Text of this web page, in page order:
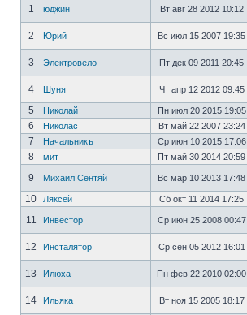
1 юджин Вт авг 28 2012 10:12
2
Юрий Вс июл 15 2007 19:35
3
Электровело Пт дек 09 2011 20:45
4
Шуня Чт апр 12 2012 09:45
5
Николай Пн июл 20 2015 19:05
6
Николас Вт май 22 2007 23:24
7
Начальникъ Ср июн 10 2015 17:06
8
мит Пт май 30 2014 20:59
9
Михаил Сентяй Вс мар 10 2013 17:48
10
Ляксей Сб окт 11 2014 17:25
11
Инвестор Ср июн 25 2008 00:47
12
Инсталятор Ср сен 05 2012 16:01
13
Илюха Пн фев 22 2010 02:00
14
Ильяка Вт ноя 15 2005 18:17